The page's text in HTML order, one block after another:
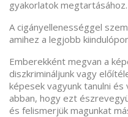
gyakorlatok megtartásához.
A cigányellenességgel
amihez a legjobb
Emberekként megvan a
diszkrimináljunk vagy
képesek vagyunk tanulni
abban, hogy ezt
és felismerjük magunkat